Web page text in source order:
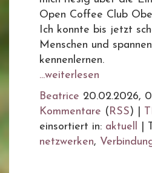
Open Coffee Club
Ich konnte bis jetzt
Menschen und
kennenlernen.
...weiterlesen
Beatrice 20.02.2026,
Kommentare ( RSS) |
einsortiert in: aktuell
netzwerken,